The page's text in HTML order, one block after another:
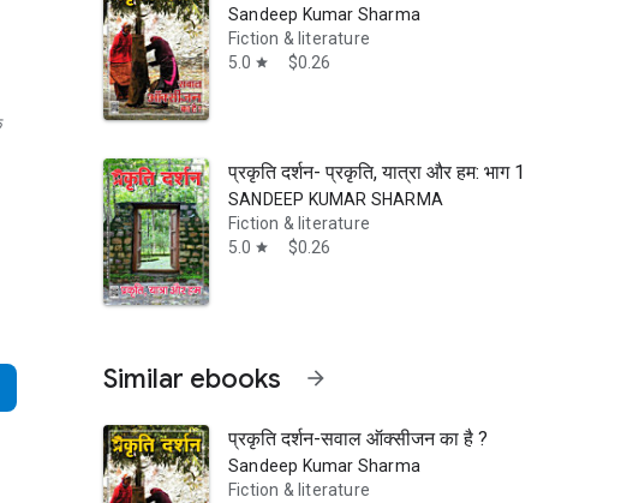
में डूब चुके मप्र के पुरातन नगर ‘हरसूद’ पर केंद्रित है।
Sandeep Kumar Sharma
Fiction & literature
5.0 star $0.26
प्रकृति दर्शन- प्रकृति, यात्रा और हम: भाग 1
SANDEEP KUMAR SHARMA
Fiction & literature
5.0 star $0.26
Similar ebooks arrow_forward
प्रकृति दर्शन-सवाल ऑक्सीजन का है ?
Sandeep Kumar Sharma
Fiction & literature